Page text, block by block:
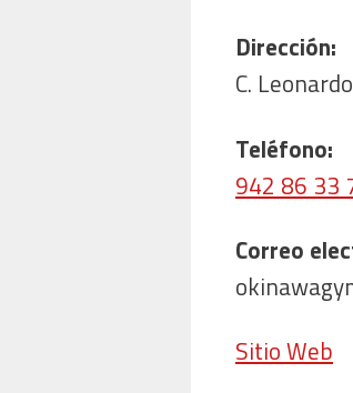
Dirección:
C.
Teléfono:
942 86 33
Correo
Sitio Web